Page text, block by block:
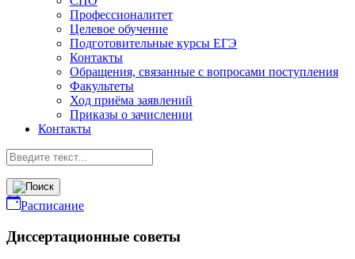
Профессионалитет
Целевое обучение
Подготовительные курсы ЕГЭ
Контакты
Обращения, связанные с вопросами поступления
Факультеты
Ход приёма заявлений
Приказы о зачислении
Контакты
Расписание
Диссертационные советы